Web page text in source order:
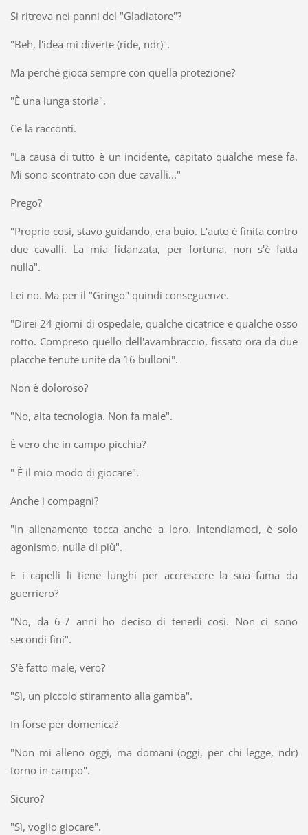
Si ritrova nei panni del "Gladiatore"?
"Beh, l'idea mi diverte (ride, ndr)".
Ma perché gioca sempre con quella protezione?
"È una lunga storia".
Ce la racconti.
"La causa di tutto è un incidente, capitato qualche mese fa.
Mi sono scontrato con due cavalli..."
Prego?
"Proprio così, stavo guidando, era buio. L'auto è finita contro
due cavalli. La mia fidanzata, per fortuna, non s'è fatta
nulla".
Lei no. Ma per il "Gringo" quindi conseguenze.
"Direi 24 giorni di ospedale, qualche cicatrice e qualche osso
rotto. Compreso quello dell'avambraccio, fissato ora da due
placche tenute unite da 16 bulloni".
Non è doloroso?
"No, alta tecnologia. Non fa male".
È vero che in campo picchia?
" È il mio modo di giocare".
Anche i compagni?
"In allenamento tocca anche a loro. Intendiamoci, è solo
agonismo, nulla di più".
E i capelli li tiene lunghi per accrescere la sua fama da
guerriero?
"No, da 6-7 anni ho deciso di tenerli così. Non ci sono
secondi fini".
S'è fatto male, vero?
"Sì, un piccolo stiramento alla gamba".
In forse per domenica?
"Non mi alleno oggi, ma domani (oggi, per chi legge, ndr)
torno in campo".
Sicuro?
"Sì, voglio giocare".